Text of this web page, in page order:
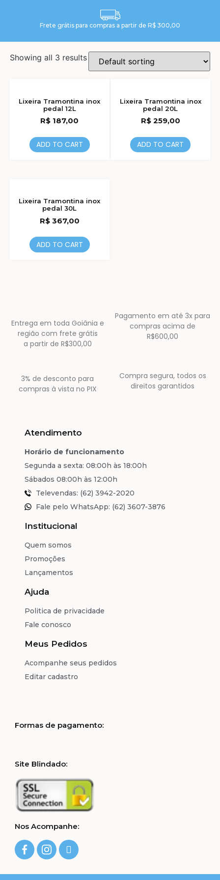
Frete grátis para compras a partir de R$ 300,00
Showing all 3 results
Lixeira Tramontina inox
pedal 12L
R$ 187,00
ADD TO CART
Lixeira Tramontina inox
pedal 20L
R$259,00
ADD TO CART
Lixeira Tramontina inox
pedal 30L
R$367,00
ADD TO CART
Entrega em toda Goiânia e
região com frete grátis
a partir de R$300,00
Pagamento em até 3x para
compras acima de
R$600,00
3% de desconto para
compras à vista no PIX
Compra segura, todos os
direitos garantidos
Atendimento
Horário de funcionamento
Segunda a sexta: 08:00h às 18:00h
Sábados 08:00h às 12:00h
Televendas: (62) 3942-2020
Fale pelo WhatsApp: (62) 3607-3876
Institucional
Quem somos
Promoções
Lançamentos
Ajuda
Politica de privacidade
Fale conosco
Meus Pedidos
Acompanhe seus pedidos
Editar cadastro
Formas de pagamento:
Site Blindado:
Nos Acompanhe: